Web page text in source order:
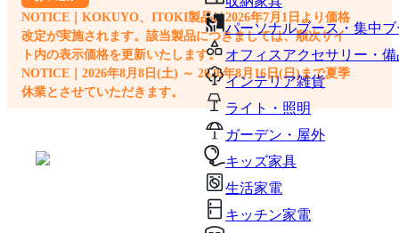
パーソナルブース・集中
オフィスアクセサリー・備
インテリア雑貨
ライト・照明
ガーデン・屋外
キッズ家具
生活家電
キッチン家電
NOTICE｜KOKUYO、ITOKI製品は2026年7月1日より価格
改定が実施されます。該当製品につきましては、順次サイ
ト内の表示価格を更新いたします。
NOTICE｜2026年8月8日(土) ～ 2026年8月16日(日)まで夏季
休業とさせていただきます。